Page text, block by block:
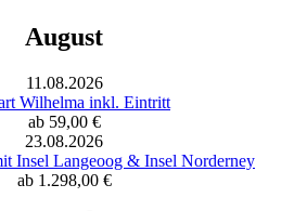
August
11.08.2026
Wilhelma inkl. Eintritt
ab 59,00 €
23.08.2026
Insel Langeoog & Insel Norderney
ab 1.298,00 €